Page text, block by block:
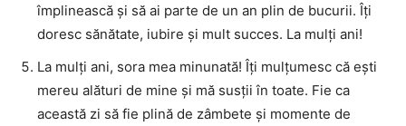
împlinească și să ai parte de un an plin de bucurii. Îți
doresc sănătate, iubire și mult succes. La mulți ani!
La mulți ani, sora mea minunată! Îți mulțumesc că ești
mereu alături de mine și mă susții în toate. Fie ca
această zi să fie plină de zâmbete și momente de